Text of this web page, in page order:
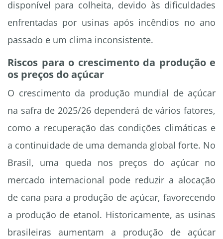
disponível para colheita, devido às dificuldades
enfrentadas por usinas após incêndios no ano
passado e um clima inconsistente.
Riscos para o crescimento da produção e
os preços do açúcar
O crescimento da produção mundial de açúcar
na safra de 2025/26 dependerá de vários fatores,
como a recuperação das condições climáticas e
a continuidade de uma demanda global forte. No
Brasil, uma queda nos preços do açúcar no
mercado internacional pode reduzir a alocação
de cana para a produção de açúcar, favorecendo
a produção de etanol. Historicamente, as usinas
brasileiras aumentam a produção de açúcar